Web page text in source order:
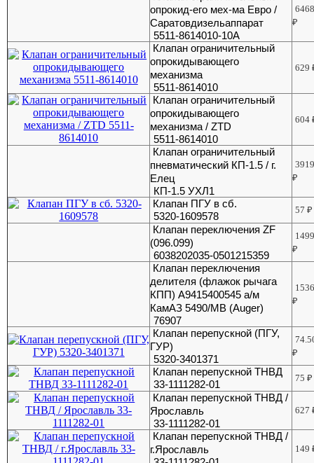
опрокид-его мех-ма Евро /
Саратовдизельаппарат
5511-8614010-10А
₽
Клапан ограничительный
опрокидывающего
механизма
5511-8614010
629
Клапан ограничительный
опрокидывающего
механизма / ZTD
5511-8614010
604
Клапан ограничительный
пневматический КП-1.5 / г.
Елец
КП-1.5 УХЛ1
₽
Клапан ПГУ в сб.
5320-1609578
57₽
Клапан переключения ZF
(096.099)
6038202035-0501215359
₽
Клапан переключения
делителя (флажок рычага
КПП) A9415400545 а/м
КамАЗ 5490/МВ (Auger)
76907
₽
Клапан перепускной (ПГУ,
ГУР)
5320-3401371
₽
Клапан перепускной ТНВД
33-1111282-01
75₽
Клапан перепускной ТНВД /
Ярославль
33-1111282-01
627
Клапан перепускной ТНВД /
г.Ярославль
149